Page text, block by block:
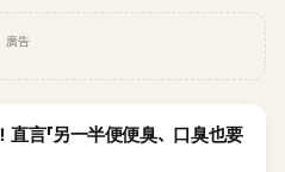
廣告
言「另一半便便臭、口臭也要